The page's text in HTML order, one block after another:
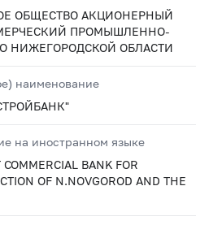
ОБЩЕСТВО АКЦИОНЕРНЫЙ
ПРОМЫШЛЕННО-
НИЖЕГОРОДСКОЙ ОБЛАСТИ
наименование
на иностранном языке
BANK FOR
OF N.NOVGOROD AND THE